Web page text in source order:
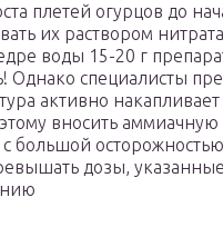
плетей огурцов до
их раствором
воды 15-20 г
Однако специалисты
активно
вносить аммиачную
с большой
дозы,